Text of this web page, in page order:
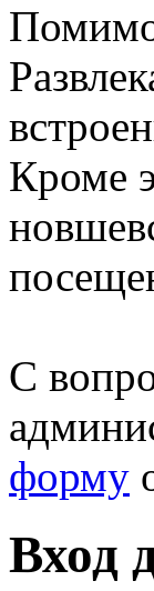
Кроме
С
форму
Вход